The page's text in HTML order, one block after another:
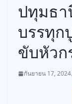
ปทุมธา
บรรทุ
ขับหัวก
กันยายน 17, 2024